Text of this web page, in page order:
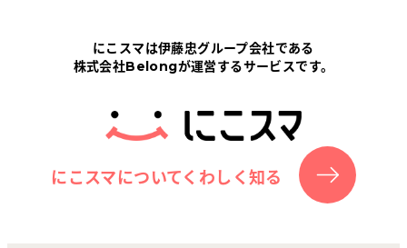
にこスマについて
サポートセンター
お客さまの声
にこスマは伊藤忠グループ会社である
株式会社Belongが運営するサービスです。
にこスマについてくわしく知る